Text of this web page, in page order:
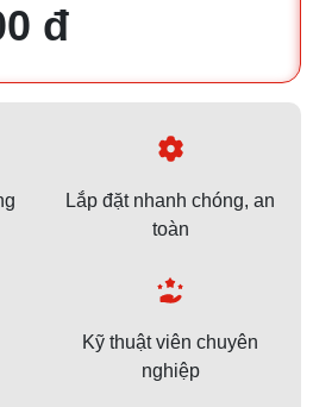
đ
Lắp đặt nhanh chóng, an
toàn
Kỹ thuật viên chuyên
nghiệp